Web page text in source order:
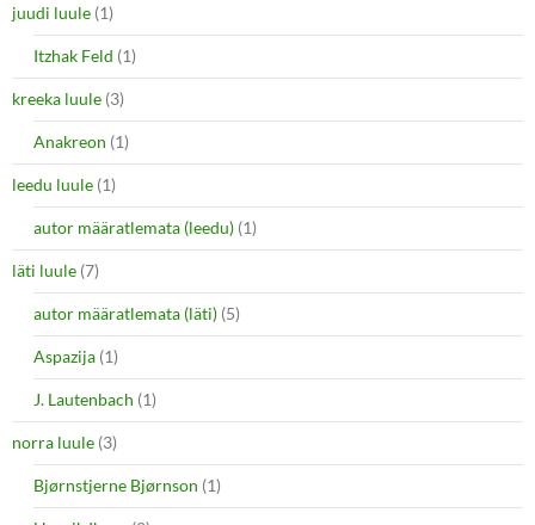
juudi luule (1)
Itzhak Feld (1)
kreeka luule (3)
Anakreon (1)
leedu luule (1)
autor määratlemata (leedu) (1)
läti luule (7)
autor määratlemata (läti) (5)
Aspazija (1)
J. Lautenbach (1)
norra luule (3)
Bjørnstjerne Bjørnson (1)